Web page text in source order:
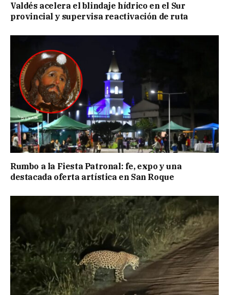
Valdés acelera el blindaje hídrico en el Sur
provincial y supervisa reactivación de ruta
Rumbo a la Fiesta Patronal: fe, expo y una
destacada oferta artística en San Roque